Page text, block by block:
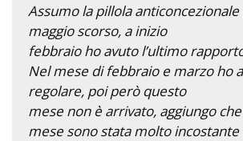
Assumo la pillola anticoncezionale
maggio scorso, a inizio
febbraio ho avuto l’ultimo
Nel mese di febbraio e marzo ho
regolare, poi però questo
mese non è arrivato, aggiungo
mese sono stata molto incostante